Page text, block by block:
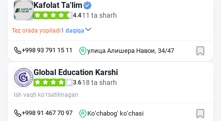
Kafolat Ta'lim
4.411 ta sharh
Tez orada yopiladi1 daqiqa
+998 93 791 15 11 улица Алишера Навои, 34/47
Global Education Karshi
3.618 ta sharh
Ish vaqti ko‘rsatilmagan
+998 91 467 70 97 Koʻchabogʻ koʻchasi